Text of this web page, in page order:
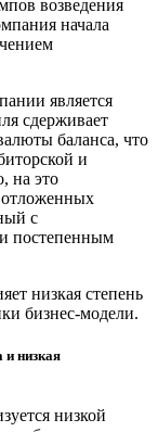
возведения
начала
является
сдерживает
баланса, что
и
на это
отложенных
с
постепенным
низкая степень
бизнес-модели.
и низкая
низкой